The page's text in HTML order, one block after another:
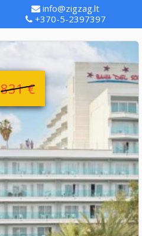
info@zigzag.lt
+370-5-2397397
831 €